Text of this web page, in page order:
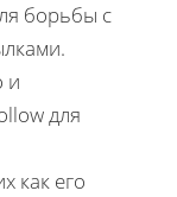
борьбы с
и
для
как его